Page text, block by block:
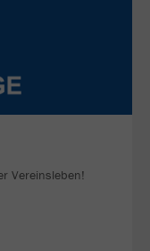
Vereinsleben!